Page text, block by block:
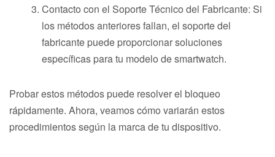
Contacto con el Soporte Técnico del Fabricante: Si
los métodos anteriores fallan, el soporte del
fabricante puede proporcionar soluciones
específicas para tu modelo de smartwatch.
Probar estos métodos puede resolver el bloqueo
rápidamente. Ahora, veamos cómo variarán estos
procedimientos según la marca de tu dispositivo.